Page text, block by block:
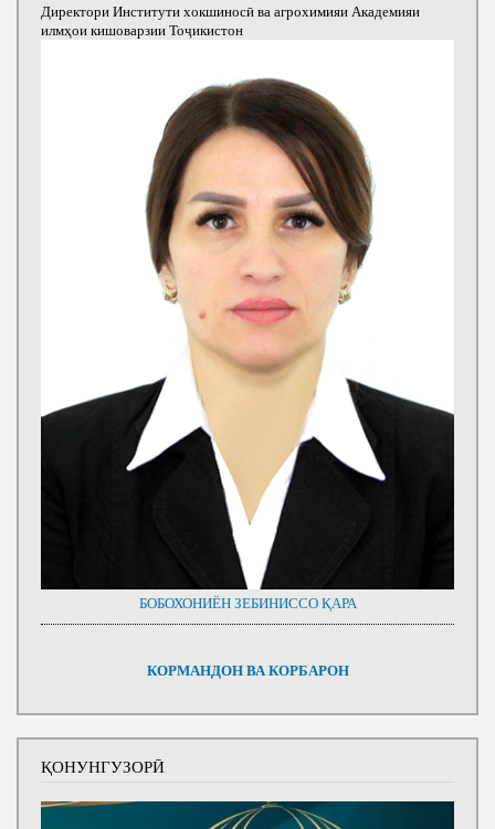
Директори Институти хокшиносӣ ва агрохимияи Академияи
илмҳои кишоварзии Тоҷикистон
БОБОХОНИЁН ЗЕБИНИССО ҚАРА
КОРМАНДОН ВА КОРБАРОН
ҚОНУНГУЗОРӢ